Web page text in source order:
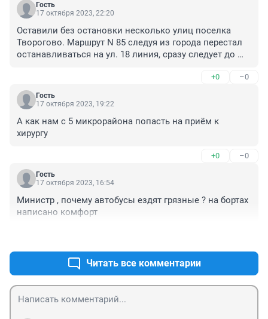
Гость
17 октября 2023, 22:20
Оставили без остановки несколько улиц поселка
Творогово. Маршрут N 85 следуя из города перестал
останавливаться на ул. 18 линия, сразу следует до
возвращаться назад пешком с палочками и с
сумками, благо сейчас дорогу ((( проезжую часть
отремонтировали, но тротуаров нет. Автобус N17
без остановки до конечной пос.Ивняки, здесь
разворачивается и идёт назад, вот пассажиры и
Жаловались, писали, звонили, увы...... Не достучалис
....
+0 –0
Гость
17 октября 2023, 19:22
А как нам с 5 микрорайона попасть на приём к
хирургу
+0 –0
Гость
17 октября 2023, 16:54
Министр , почему автобусы ездят грязные ? на бортах
написано комфорт
Читать все комментарии